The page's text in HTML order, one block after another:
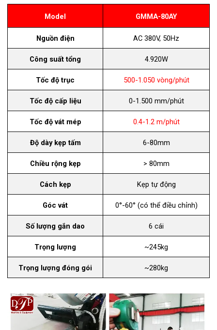
Model GMMA-80AY
Nguồn điện AC 380V, 50Hz
Công suất tổng 4.920W
Tốc độ trục 500-1.050 vòng/phút
Tốc độ cấp liệu 0-1.500 mm/phút
Tốc độ vát mép 0.4-1.2 m/phút
Độ dày kẹp tấm 6-80mm
Chiều rộng kẹp > 80mm
Cách kẹp Kẹp tự động
Góc vát 0°-60° (có thể điều chỉnh)
Số lượng gắn dao 6 cái
Trọng lượng ~245kg
Trọng lượng đóng gói ~280kg